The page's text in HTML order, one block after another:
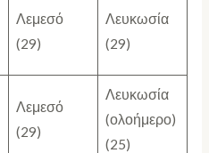
Λεμεσό
(29)
Λευκωσία
(29)
Λεμεσό
(29)
Λευκωσία
(ολοήμερο)
(25)